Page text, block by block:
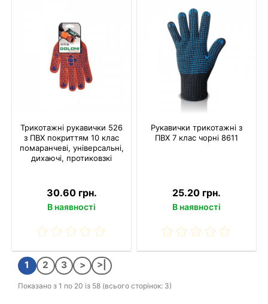
Трикотажні рукавички 526
з ПВХ покриттям 10 клас
помаранчеві, універсальні,
дихаючі, протиковзкі
30.60 грн.
В наявності
Рукавички трикотажні з
ПВХ 7 клас чорні 8611
25.20 грн.
В наявності
1 2 3 > >|
Показано з 1 по 20 із 58 (всього сторінок: 3)